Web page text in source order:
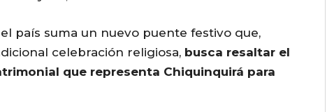
país suma un nuevo puente festivo que,
celebración religiosa, busca resaltar el
que representa Chiquinquirá para